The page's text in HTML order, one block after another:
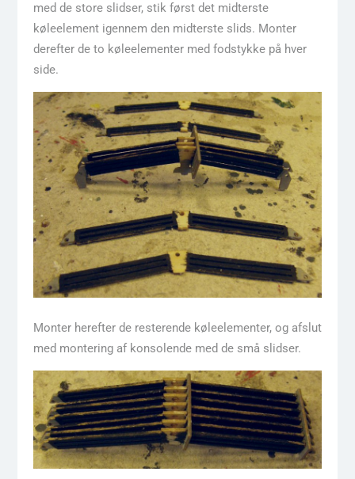
med de store slidser, stik først det midterste
køleelement igennem den midterste slids. Monter
derefter de to køleelementer med fodstykke på hver
side.
Monter herefter de resterende køleelementer, og afslut
med montering af konsolende med de små slidser.